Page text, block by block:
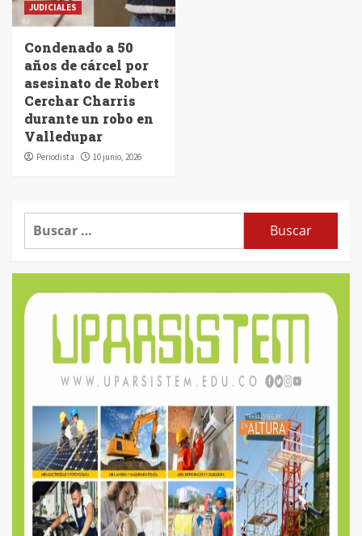
JUDICIALES
Condenado a 50
años de cárcel por
asesinato de Robert
Cerchar Charris
durante un robo en
Valledupar
Periodista 10 junio, 2026
Buscar: